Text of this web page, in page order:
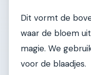
Dit vormt de
waar de bloem
magie. We
voor de blaadjes.